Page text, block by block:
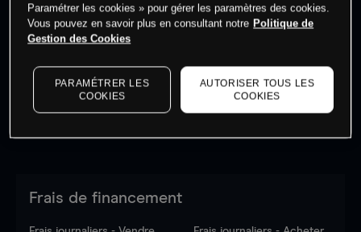
Les prix sont indicatifs.Connectez-vous pour voir les
dernières données du marché.
Frais de financement
Paramétrer les cookies » pour gérer les paramètres des cookies.
Vous pouvez en savoir plus en consultant notre Politique de
Gestion des Cookies
PARAMÉTRER LES
COOKIES
AUTORISER TOUS LES
COOKIES